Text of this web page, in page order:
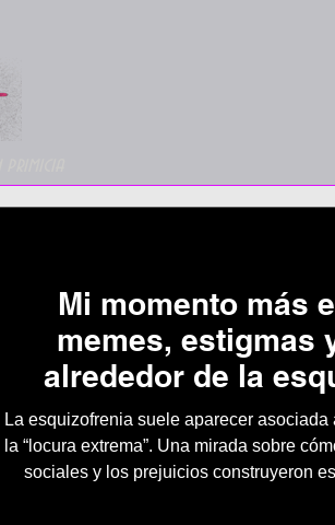
Mi momento más
memes, estigmas
alrededor de la
La esquizofrenia suele aparecer
la “locura extrema”. Una mirada sobre
sociales y los prejuicios construyeron